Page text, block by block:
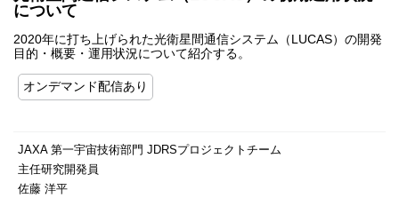
について
2020年に打ち上げられた光衛星間通信システム（LUCAS）の開発
目的・概要・運用状況について紹介する。
オンデマンド配信あり
JAXA 第一宇宙技術部門 JDRSプロジェクトチーム
主任研究開発員
佐藤 洋平